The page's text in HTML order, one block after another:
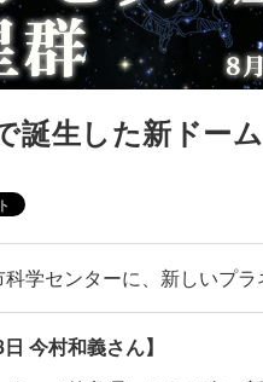
誕生した新ドー
学センターに、新しいプ
今村和義さん】